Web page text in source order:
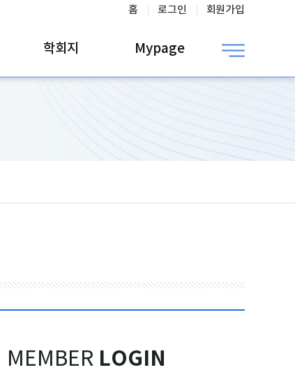
홈 로그인 회원가입
학회지 Mypage
MEMBER LOGIN